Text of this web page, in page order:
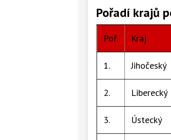
Pořadí krajů
Poř. Kraj
1. Jihočeský
2. Liberecký
3. Ústecký